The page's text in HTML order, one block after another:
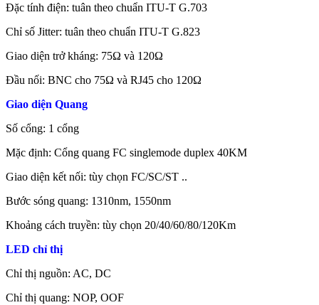
Đặc tính điện: tuân theo chuẩn ITU-T G.703
Chỉ số Jitter: tuân theo chuẩn ITU-T G.823
Giao diện trở kháng: 75Ω và 120Ω
Đầu nối: BNC cho 75Ω và RJ45 cho 120Ω
Giao diện Quang
Số cổng: 1 cổng
Mặc định: Cổng quang FC singlemode duplex 40KM
Giao diện kết nối: tùy chọn FC/SC/ST ..
Bước sóng quang: 1310nm, 1550nm
Khoảng cách truyền: tùy chọn 20/40/60/80/120Km
LED chỉ thị
Chỉ thị nguồn: AC, DC
Chỉ thị quang: NOP, OOF